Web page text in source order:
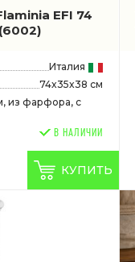
EFI 74
(6002)
Италия
74x35x38 см
из фарфора, с
В НАЛИЧИИ
КУПИТЬ